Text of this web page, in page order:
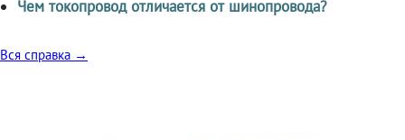
Чем токопровод отличается от шинопровода?
Вся справка →